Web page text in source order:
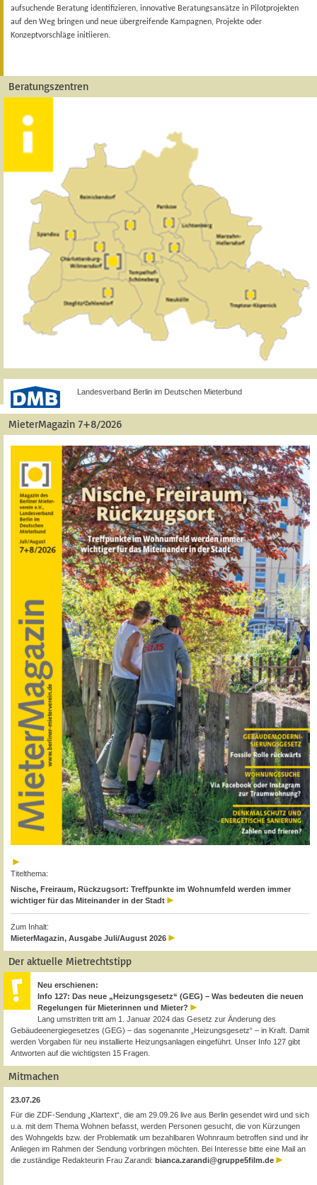
aufsuchende Beratung identifizieren, innovative Beratungsansätze in Pilotprojekten
auf den Weg bringen und neue übergreifende Kampagnen, Projekte oder
Konzeptvorschläge initiieren.
Beratungszentren
Landesverband Berlin im Deutschen Mieterbund
MieterMagazin 7+8/2026
Titelthema:
Nische, Freiraum, Rückzugsort: Treffpunkte im Wohnumfeld werden immer
wichtiger für das Miteinander in der Stadt
Zum Inhalt:
MieterMagazin, Ausgabe Juli/August 2026
Der aktuelle Mietrechtstipp
Neu erschienen:
Info 127: Das neue „Heizungsgesetz“ (GEG) – Was bedeuten die neuen
Regelungen für Mieterinnen und Mieter?
Lang umstritten tritt am 1. Januar 2024 das Gesetz zur Änderung des
Gebäudeenergiegesetzes (GEG) – das sogenannte „Heizungsgesetz“ – in Kraft. Damit
werden Vorgaben für neu installierte Heizungsanlagen eingeführt. Unser Info 127 gibt
Antworten auf die wichtigsten 15 Fragen.
Mitmachen
23.07.26
Für die ZDF-Sendung „Klartext“, die am 29.09.26 live aus Berlin gesendet wird und sich
u.a. mit dem Thema Wohnen befasst, werden Personen gesucht, die von Kürzungen
des Wohngelds bzw. der Problematik um bezahlbaren Wohnraum betroffen sind und ihr
Anliegen im Rahmen der Sendung vorbringen möchten. Bei Interesse bitte eine Mail an
die zuständige Redakteurin Frau Zarandi: bianca.zarandi@gruppe5film.de